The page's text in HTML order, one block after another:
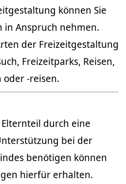
können Sie
in Anspruch nehmen.
der Freizeitgestaltung
Freizeitparks, Reisen,
-reisen.
durch eine
bei der
benötigen können
hierfür erhalten.